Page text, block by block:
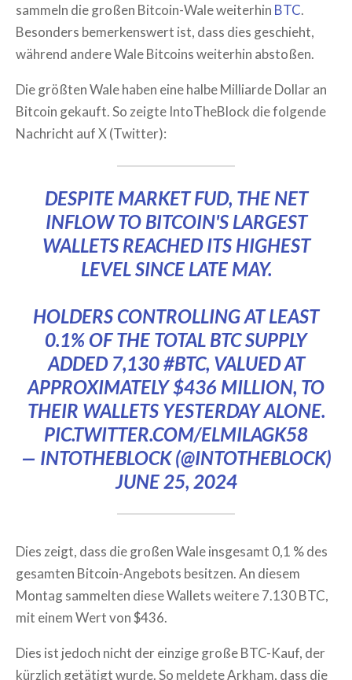
sammeln die großen Bitcoin-Wale weiterhin BTC.
Besonders bemerkenswert ist, dass dies geschieht,
während andere Wale Bitcoins weiterhin abstoßen.
Die größten Wale haben eine halbe Milliarde Dollar an
Bitcoin gekauft. So zeigte IntoTheBlock die folgende
Nachricht auf X (Twitter):
DESPITE MARKET FUD, THE NET
INFLOW TO BITCOIN'S LARGEST
WALLETS REACHED ITS HIGHEST
LEVEL SINCE LATE MAY.
HOLDERS CONTROLLING AT LEAST
0.1% OF THE TOTAL BTC SUPPLY
ADDED 7,130#BTC, VALUED AT
APPROXIMATELY $436 MILLION, TO
THEIR WALLETS YESTERDAY ALONE.
PIC.TWITTER.COM/ELMILAGK58
— INTOTHEBLOCK (@INTOTHEBLOCK)
JUNE 25, 2024
Dies zeigt, dass die großen Wale insgesamt 0,1 % des
gesamten Bitcoin-Angebots besitzen. An diesem
Montag sammelten diese Wallets weitere 7.130 BTC,
mit einem Wert von $436.
Dies ist jedoch nicht der einzige große BTC-Kauf, der
kürzlich getätigt wurde. So meldete Arkham, dass die